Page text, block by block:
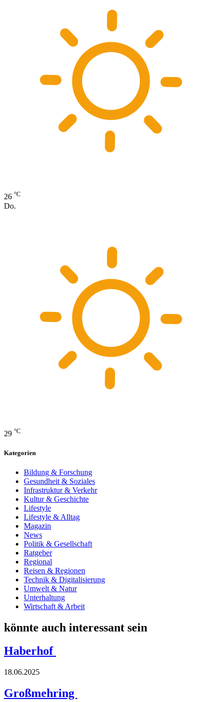
26 °C
Do.
29 °C
Kategorien
Bildung & Forschung
Gesundheit & Soziales
Infrastruktur & Verkehr
Kultur & Geschichte
Lifestyle
Lifestyle & Alltag
Magazin
News
Politik & Gesellschaft
Ratgeber
Regional
Reisen & Regionen
Technik & Digitalisierung
Umwelt & Natur
Unterhaltung
Wirtschaft & Arbeit
könnte auch interessant sein
Haberhof
18.06.2025
Großmehring